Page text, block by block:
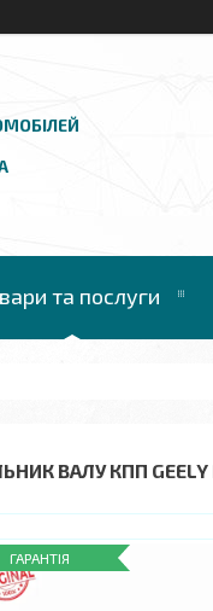
та послуги
ВАЛУ КПП
ГАРАНТІЯ